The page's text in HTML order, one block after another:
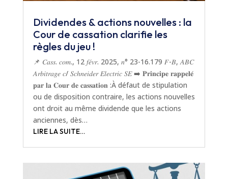
Dividendes & actions nouvelles : la
Cour de cassation clarifie les
règles du jeu !
📌 𝐶𝑎𝑠𝑠. 𝑐𝑜𝑚., 12 𝑓𝑒́𝑣𝑟. 2025, 𝑛° 23-16.179 𝐹-𝐵, 𝐴𝐵𝐶
𝐴𝑟𝑏𝑖𝑡𝑟𝑎𝑔𝑒 𝑐/ 𝑆𝑐ℎ𝑛𝑒𝑖𝑑𝑒𝑟 𝐸𝑙𝑒𝑐𝑡𝑟𝑖𝑐 𝑆𝐸 ➡️ 𝐏𝐫𝐢𝐧𝐜𝐢𝐩𝐞 𝐫𝐚𝐩𝐩𝐞𝐥𝐞́
𝐩𝐚𝐫 𝐥𝐚 𝐂𝐨𝐮𝐫 𝐝𝐞 𝐜𝐚𝐬𝐬𝐚𝐭𝐢𝐨𝐧 :À défaut de stipulation
ou de disposition contraire, les actions nouvelles
ont droit au même dividende que les actions
anciennes, dès…
LIRE LA SUITE…